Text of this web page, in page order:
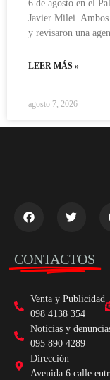
6 de agosto en el
Javier Milei.
y revisaron una
LEER MÁS »
agosto 7, 2026
CONTACTOS
Venta y Publicidad
098 4138 354
Noticias y
095 890 4289
Dirección
Avenida 6 calle